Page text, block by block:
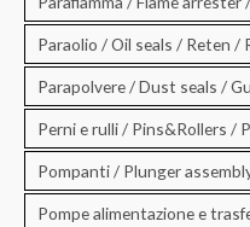
Paraolio / Oil seals / Reten /
Parapolvere / Dust seals /
Perni e rulli / Pins&Rollers /
Pompanti / Plunger
Pompe alimentazione e